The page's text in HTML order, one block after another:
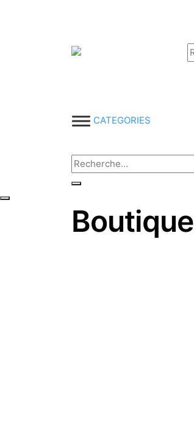
CATEGORIES
Boutique